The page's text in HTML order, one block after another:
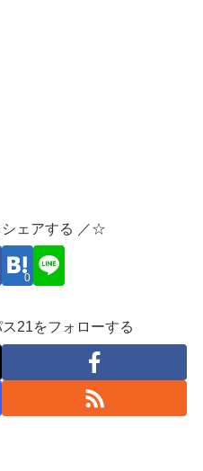
ェアする ／☆
0
21をフォローする